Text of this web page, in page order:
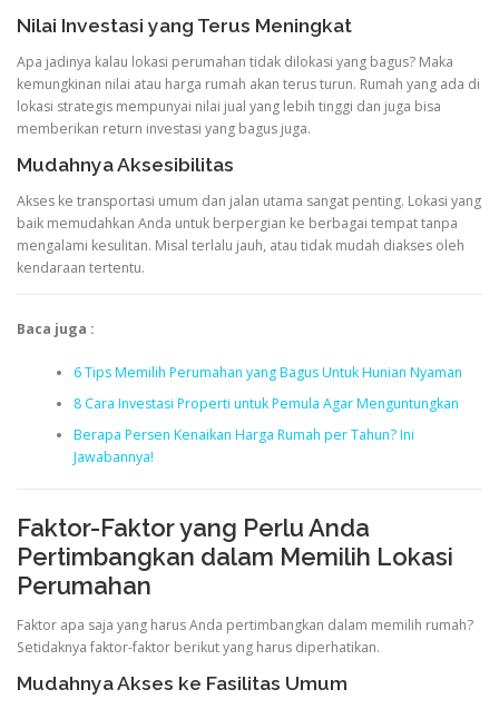
Nilai Investasi yang Terus Meningkat
Apa jadinya kalau lokasi perumahan tidak dilokasi yang bagus? Maka
kemungkinan nilai atau harga rumah akan terus turun. Rumah yang ada di
lokasi strategis mempunyai nilai jual yang lebih tinggi dan juga bisa
memberikan return investasi yang bagus juga.
Mudahnya Aksesibilitas
Akses ke transportasi umum dan jalan utama sangat penting. Lokasi yang
baik memudahkan Anda untuk berpergian ke berbagai tempat tanpa
mengalami kesulitan. Misal terlalu jauh, atau tidak mudah diakses oleh
kendaraan tertentu.
Baca juga :
6 Tips Memilih Perumahan yang Bagus Untuk Hunian Nyaman
8 Cara Investasi Properti untuk Pemula Agar Menguntungkan
Berapa Persen Kenaikan Harga Rumah per Tahun? Ini
Jawabannya!
Faktor-Faktor yang Perlu Anda
Pertimbangkan dalam Memilih Lokasi
Perumahan
Faktor apa saja yang harus Anda pertimbangkan dalam memilih rumah?
Setidaknya faktor-faktor berikut yang harus diperhatikan.
Mudahnya Akses ke Fasilitas Umum